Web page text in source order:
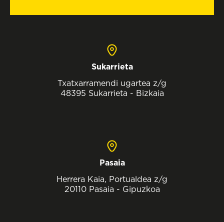
Sukarrieta
Txatxarramendi ugartea z/g
48395 Sukarrieta - Bizkaia
Pasaia
Herrera Kaia, Portualdea z/g
20110 Pasaia - Gipuzkoa